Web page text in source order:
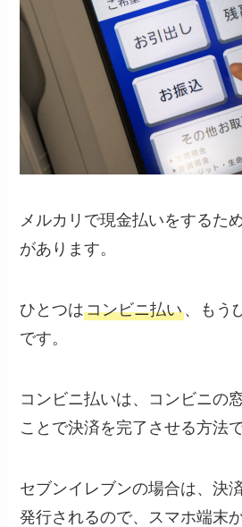
メルカリで現金払いをするた
があります。
ひとつはコンビニ払い、もう
です。
コンビニ払いは、コンビニの
ことで決済を完了させる方法で
セブンイレブンの場合は、決
発行されるので、スマホ端末